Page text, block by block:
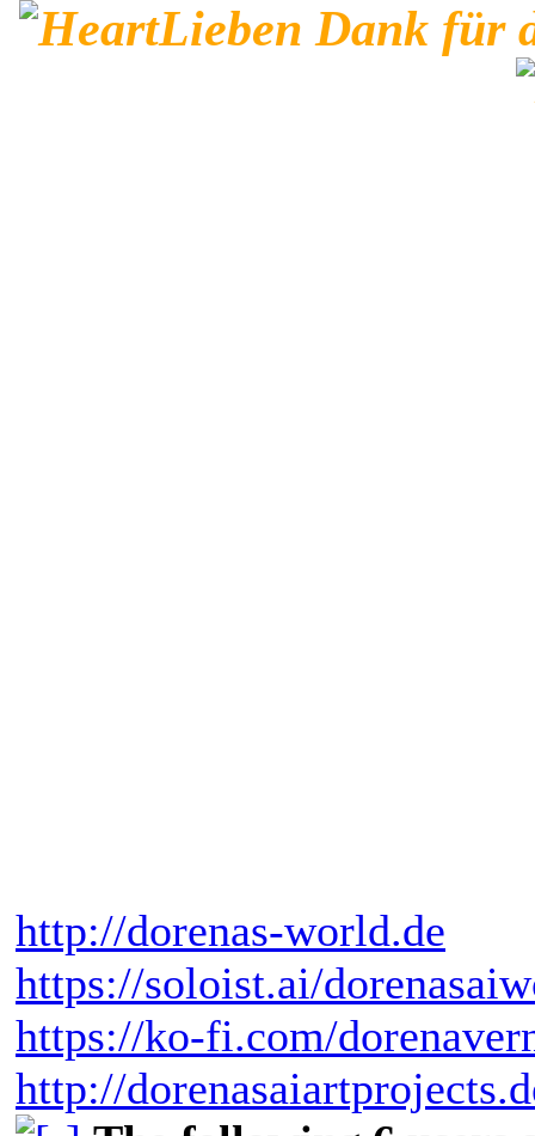
Lieben Dank für
http://dorenas-world.de
https://soloist.ai/
https://ko-fi.com/
http://